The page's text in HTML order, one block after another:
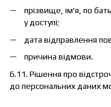
прізвище, ім'я, по
у доступі;
дата відправлення
причина відмови.
6.11. Рішення про
до персональних даних